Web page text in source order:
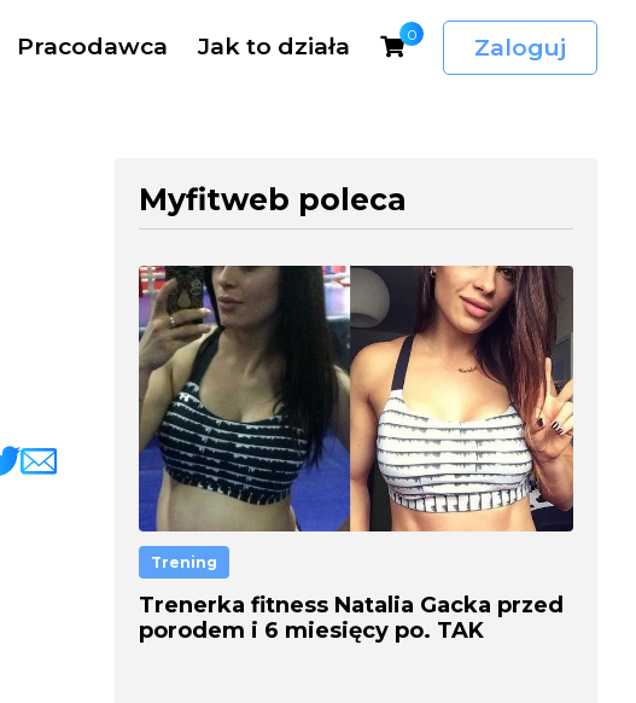
Pracodawca Jak to działa 0 Zaloguj
Myfitweb poleca
Trening
Trenerka fitness Natalia Gacka przed
porodem i 6 miesięcy po. TAK